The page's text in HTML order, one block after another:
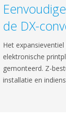
de DX-
Het expansieventiel
elektronische
gemonteerd. Z-
installatie en